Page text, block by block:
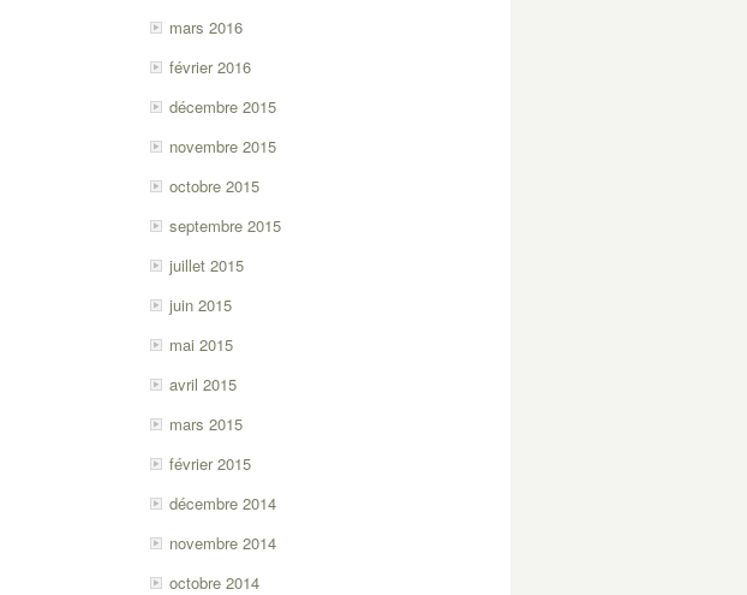
mars 2016
février 2016
décembre 2015
novembre 2015
octobre 2015
septembre 2015
juillet 2015
juin 2015
mai 2015
avril 2015
mars 2015
février 2015
décembre 2014
novembre 2014
octobre 2014